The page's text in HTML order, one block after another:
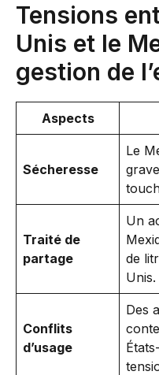
Tensions
Unis et le
gestion de
Aspects
Sécheresse
Le
Traité de
partage
Un
de
Unis.
Conflits
d’usage
Des